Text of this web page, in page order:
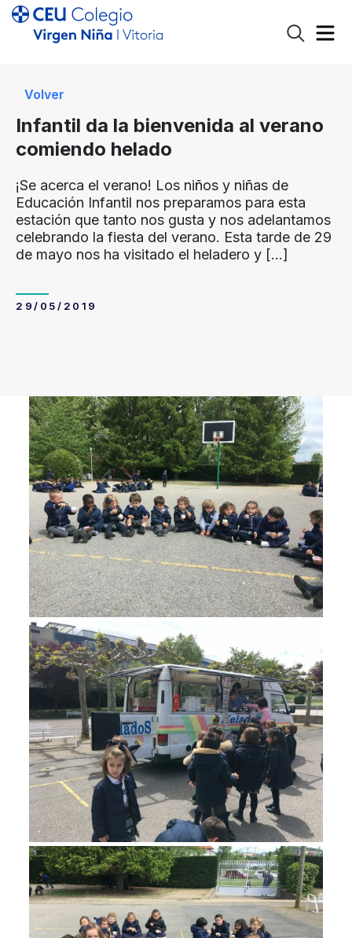
Volver
Infantil da la bienvenida al verano
comiendo helado
¡Se acerca el verano! Los niños y niñas de
Educación Infantil nos preparamos para esta
estación que tanto nos gusta y nos adelantamos
celebrando la fiesta del verano. Esta tarde de 29
de mayo nos ha visitado el heladero y […]
29/05/2019